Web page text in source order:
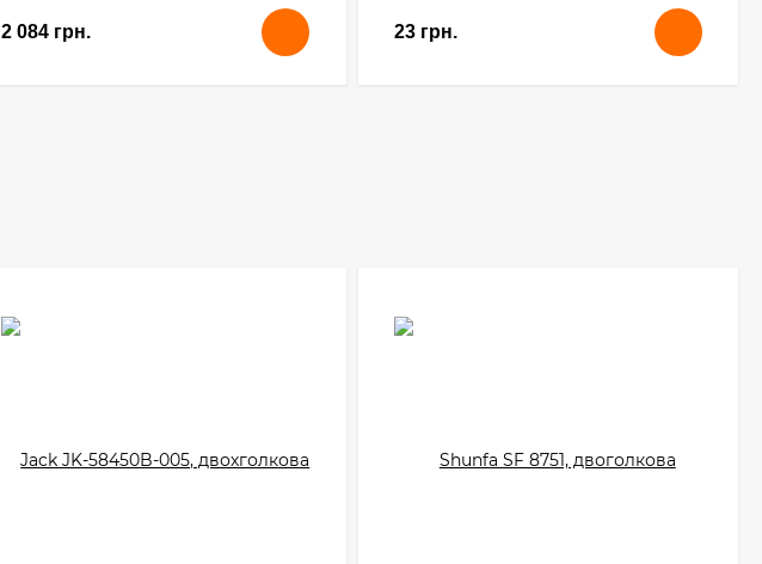
2 084 грн. 23 грн.